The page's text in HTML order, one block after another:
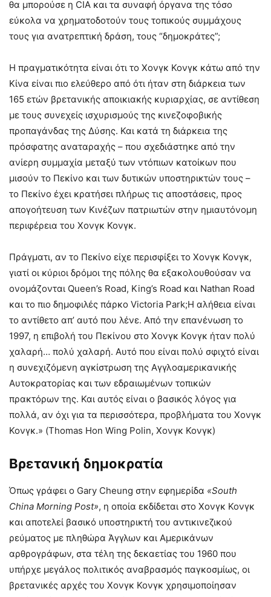
θα μπορούσε η CIA και τα συναφή όργανα της τόσο
εύκολα να χρηματοδοτούν τους τοπικούς συμμάχους
τους για ανατρεπτική δράση, τους “δημοκράτες”;
Η πραγματικότητα είναι ότι το Χονγκ Κονγκ κάτω από την
Κίνα είναι πιο ελεύθερο από ότι ήταν στη διάρκεια των
165 ετών βρετανικής αποικιακής κυριαρχίας, σε αντίθεση
με τους συνεχείς ισχυρισμούς της κινεζοφοβικής
προπαγάνδας της Δύσης. Και κατά τη διάρκεια της
πρόσφατης αναταραχής – που σχεδιάστηκε από την
ανίερη συμμαχία μεταξύ των ντόπιων κατοίκων που
μισούν το Πεκίνο και των δυτικών υποστηρικτών τους –
το Πεκίνο έχει κρατήσει πλήρως τις αποστάσεις, προς
απογοήτευση των Κινέζων πατριωτών στην ημιαυτόνομη
περιφέρεια του Χονγκ Κονγκ.
Πράγματι, αν το Πεκίνο είχε περισφίξει το Χονγκ Κονγκ,
γιατί οι κύριοι δρόμοι της πόλης θα εξακολουθούσαν να
ονομάζονται Queen’s Road, King’s Road και Nathan Road
και το πιο δημοφιλές πάρκο Victoria Park;Η αλήθεια είναι
το αντίθετο απ’ αυτό που λένε. Από την επανένωση το
1997, η επιβολή του Πεκίνου στο Χονγκ Κονγκ ήταν πολύ
χαλαρή… πολύ χαλαρή. Αυτό που είναι πολύ σφιχτό είναι
η συνεχιζόμενη αγκίστρωση της Αγγλοαμερικανικής
Αυτοκρατορίας και των εδραιωμένων τοπικών
πρακτόρων της. Και αυτός είναι ο βασικός λόγος για
πολλά, αν όχι για τα περισσότερα, προβλήματα του Χονγκ
Κονγκ.» (Thomas Hon Wing Polin, Χονγκ Κονγκ)
Βρετανική δημοκρατία
Όπως γράφει ο Gary Cheung στην εφημερίδα «South
China Morning Post», η οποία εκδίδεται στο Χονγκ Κονγκ
και αποτελεί βασικό υποστηρικτή του αντικινεζικού
ρεύματος με πληθώρα Άγγλων και Αμερικάνων
αρθρογράφων, στα τέλη της δεκαετίας του 1960 που
υπήρχε μεγάλος πολιτικός αναβρασμός παγκοσμίως, οι
βρετανικές αρχές του Χονγκ Κονγκ χρησιμοποίησαν